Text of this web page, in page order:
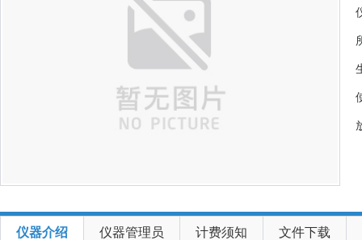
仪器介绍 仪器管理员 计费须知 文件下载